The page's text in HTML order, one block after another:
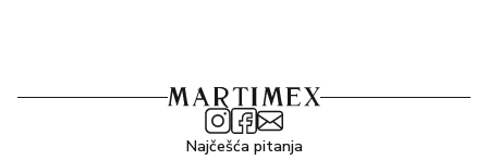
Najčešća pitanja